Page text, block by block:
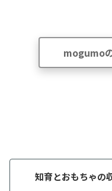
mogumo
知育とおもちゃの